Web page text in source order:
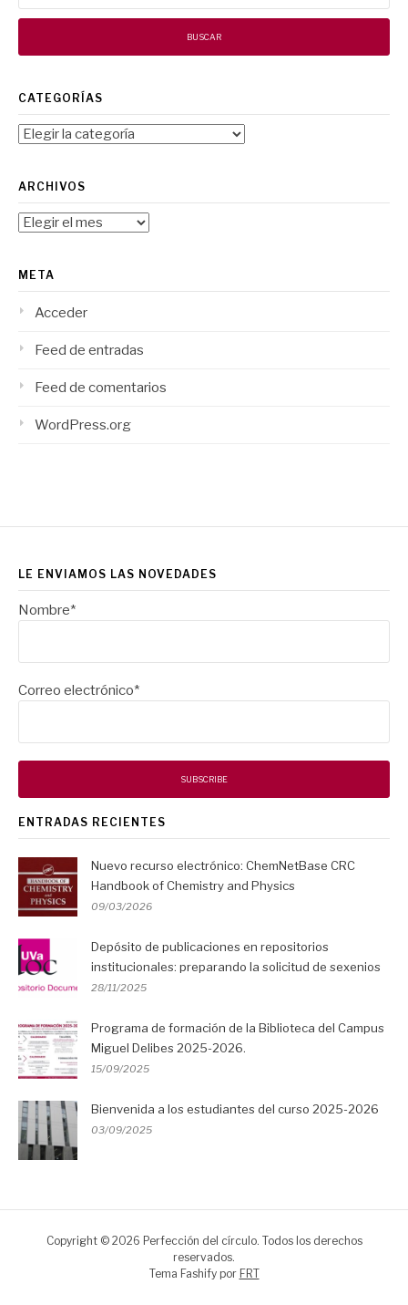
CATEGORÍAS
Categorías
ARCHIVOS
Archivos
META
Acceder
Feed de entradas
Feed de comentarios
WordPress.org
LE ENVIAMOS LAS NOVEDADES
Nombre*
Correo electrónico*
ENTRADAS RECIENTES
Nuevo recurso electrónico: ChemNetBase CRC
Handbook of Chemistry and Physics
09/03/2026
Depósito de publicaciones en repositorios
institucionales: preparando la solicitud de sexenios
28/11/2025
Programa de formación de la Biblioteca del Campus
Miguel Delibes 2025-2026.
15/09/2025
Bienvenida a los estudiantes del curso 2025-2026
03/09/2025
Copyright © 2026 Perfección del círculo. Todos los derechos
reservados.
Tema Fashify por FRT